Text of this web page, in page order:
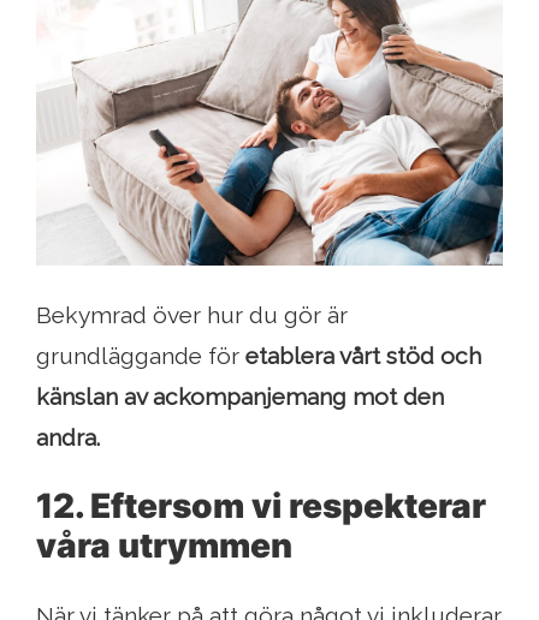
Bekymrad över hur du gör är
grundläggande för etablera vårt stöd och
känslan av ackompanjemang mot den
andra.
12. Eftersom vi respekterar
våra utrymmen